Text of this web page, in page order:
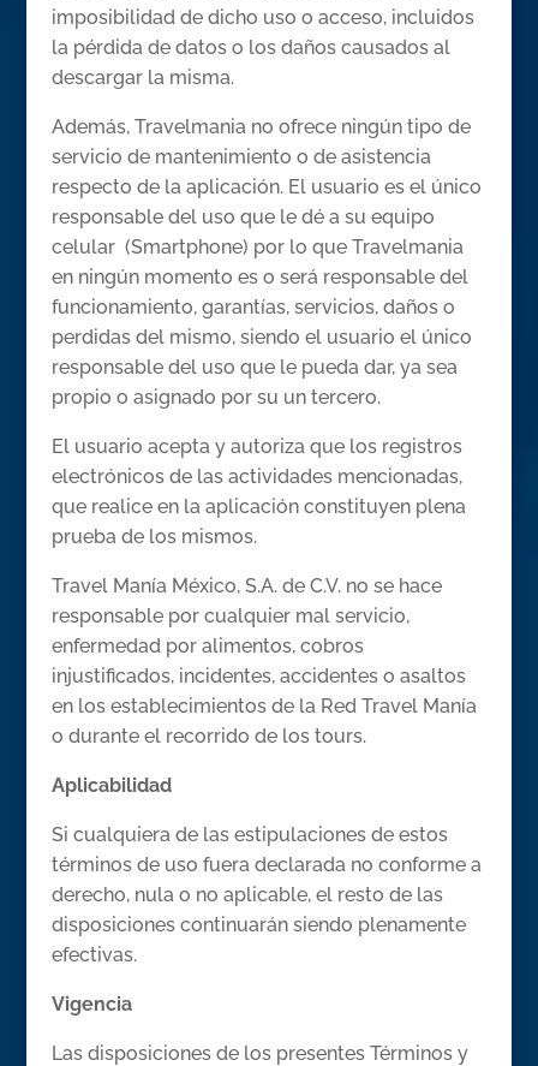
imposibilidad de dicho uso o acceso, incluidos
la pérdida de datos o los daños causados al
descargar la misma.
Además, Travelmania no ofrece ningún tipo de
servicio de mantenimiento o de asistencia
respecto de la aplicación. El usuario es el único
responsable del uso que le dé a su equipo
celular (Smartphone) por lo que Travelmania
en ningún momento es o será responsable del
funcionamiento, garantías, servicios, daños o
perdidas del mismo, siendo el usuario el único
responsable del uso que le pueda dar, ya sea
propio o asignado por su un tercero.
El usuario acepta y autoriza que los registros
electrónicos de las actividades mencionadas,
que realice en la aplicación constituyen plena
prueba de los mismos.
Travel Manía México, S.A. de C.V. no se hace
responsable por cualquier mal servicio,
enfermedad por alimentos, cobros
injustificados, incidentes, accidentes o asaltos
en los establecimientos de la Red Travel Manía
o durante el recorrido de los tours.
Aplicabilidad
Si cualquiera de las estipulaciones de estos
términos de uso fuera declarada no conforme a
derecho, nula o no aplicable, el resto de las
disposiciones continuarán siendo plenamente
efectivas.
Vigencia
Las disposiciones de los presentes Términos y